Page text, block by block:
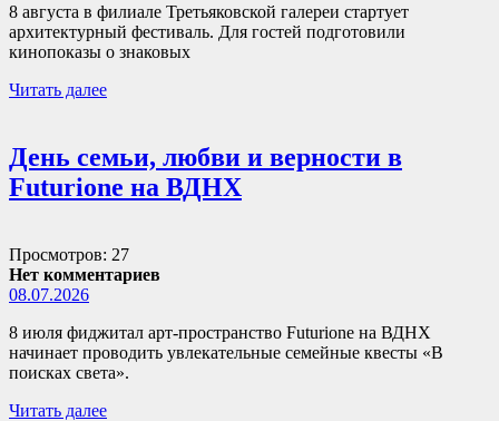
8 августа в филиале Третьяковской галереи стартует
архитектурный фестиваль. Для гостей подготовили
кинопоказы о знаковых
Читать далее
День семьи, любви и верности в
Futurione на ВДНХ
Просмотров: 27
Нет комментариев
08.07.2026
8 июля фиджитал арт-пространство Futurione на ВДНХ
начинает проводить увлекательные семейные квесты «В
поисках света».
Читать далее